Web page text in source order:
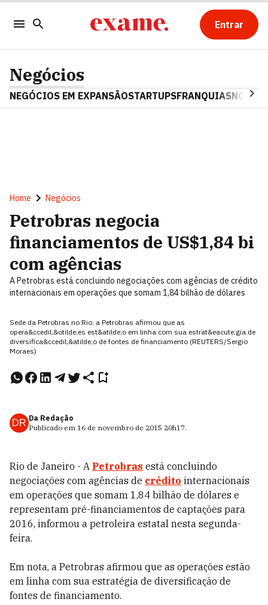
Entrar
Negócios
NEGÓCIOS EM EXPANSÃOSTARTUPSFRANQUIAS
Home Negócios
Petrobras negocia
financiamentos de US$1,84 bi
com agências
A Petrobras está concluindo negociações com agências de crédito
internacionais em operações que somam 1,84 bilhão de dólares
Sede da Petrobras no Rio: a Petrobras afirmou que as
opera&ccedil;&otilde;es est&atilde;o em linha com sua estrat&eacute;gia de
diversifica&ccedil;&atilde;o de fontes de financiamento (REUTERS/Sergio
Moraes)
DR Da Redação
Publicado em 16 de novembro de 2015 20h17.
Rio de Janeiro - A Petrobras está concluindo
negociações com agências de crédito internacionais
em operações que somam 1,84 bilhão de dólares e
representam pré-financiamentos de captações para
2016, informou a petroleira estatal nesta segunda-
feira.
Em nota, a Petrobras afirmou que as operações estão
em linha com sua estratégia de diversificação de
fontes de financiamento.